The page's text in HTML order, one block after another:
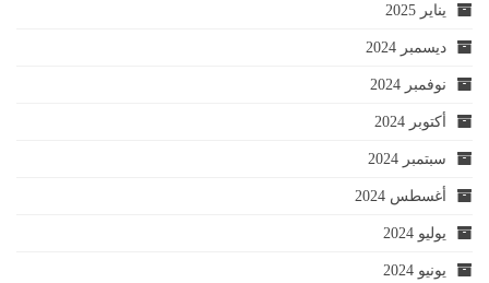
يناير 2025
ديسمبر 2024
نوفمبر 2024
أكتوبر 2024
سبتمبر 2024
أغسطس 2024
يوليو 2024
يونيو 2024